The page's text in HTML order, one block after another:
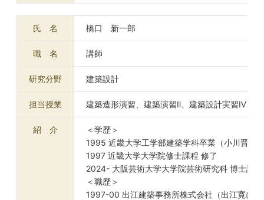
氏 名 橋口 新一郎
職 名 講師
研究分野 建築設計
担当授業 建築造形演習、建築演習Ⅱ、建築設計実習Ⅳ、
紹 介
＜学歴＞
1995 近畿大学工学部建築学科卒業（小川晋一
1997 近畿大学大学院修士課程 修了
2024- 大阪芸術大学大学院芸術研究科 博士課
＜職歴＞
1997-00 出江建築事務所株式会社（出江寛に師